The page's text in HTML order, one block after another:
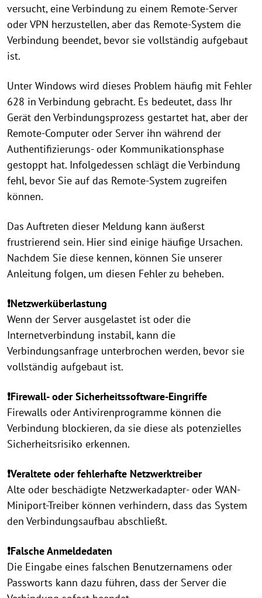
versucht, eine Verbindung zu einem Remote-Server
oder VPN herzustellen, aber das Remote-System die
Verbindung beendet, bevor sie vollständig aufgebaut
ist.
Unter Windows wird dieses Problem häufig mit Fehler
628 in Verbindung gebracht. Es bedeutet, dass Ihr
Gerät den Verbindungsprozess gestartet hat, aber der
Remote-Computer oder Server ihn während der
Authentifizierungs- oder Kommunikationsphase
gestoppt hat. Infolgedessen schlägt die Verbindung
fehl, bevor Sie auf das Remote-System zugreifen
können.
Das Auftreten dieser Meldung kann äußerst
frustrierend sein. Hier sind einige häufige Ursachen.
Nachdem Sie diese kennen, können Sie unserer
Anleitung folgen, um diesen Fehler zu beheben.
❗Netzwerküberlastung
Wenn der Server ausgelastet ist oder die
Internetverbindung instabil, kann die
Verbindungsanfrage unterbrochen werden, bevor sie
vollständig aufgebaut ist.
❗Firewall- oder Sicherheitssoftware-Eingriffe
Firewalls oder Antivirenprogramme können die
Verbindung blockieren, da sie diese als potenzielles
Sicherheitsrisiko erkennen.
❗Veraltete oder fehlerhafte Netzwerktreiber
Alte oder beschädigte Netzwerkadapter- oder WAN-
Miniport-Treiber können verhindern, dass das System
den Verbindungsaufbau abschließt.
❗Falsche Anmeldedaten
Die Eingabe eines falschen Benutzernamens oder
Passworts kann dazu führen, dass der Server die